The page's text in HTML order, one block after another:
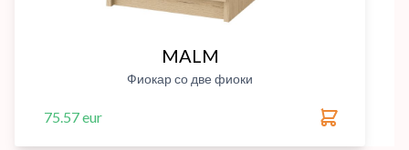
MALM
Фиокар со две фиоки
75.57 eur